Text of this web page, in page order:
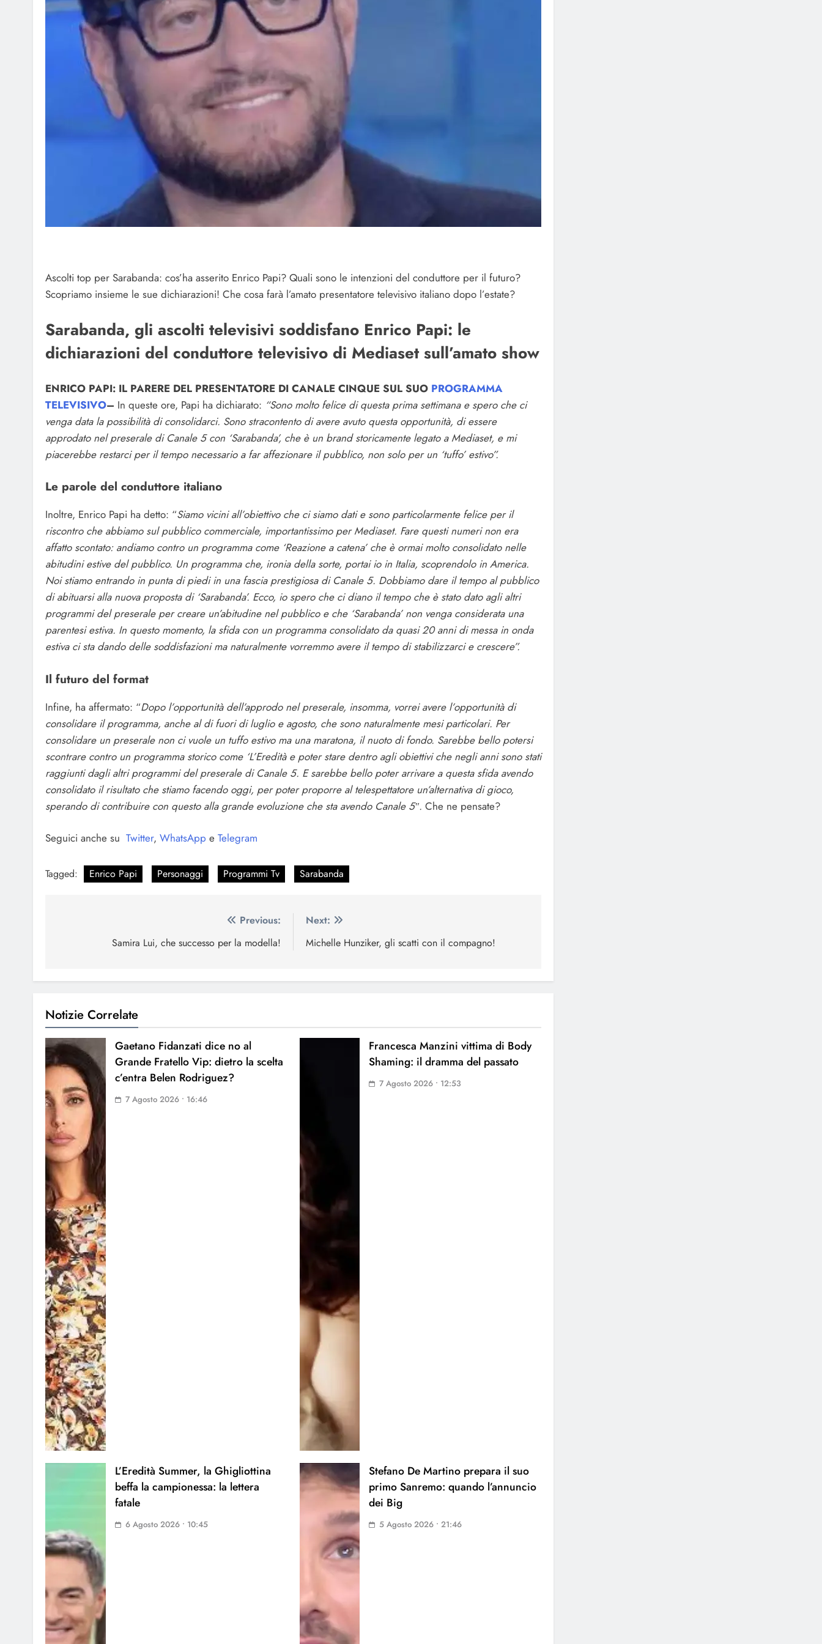
Ascolti top per Sarabanda: cos’ha asserito Enrico Papi? Quali sono le intenzioni del conduttore per il futuro?
Scopriamo insieme le sue dichiarazioni! Che cosa farà l’amato presentatore televisivo italiano dopo l’estate?
Sarabanda, gli ascolti televisivi soddisfano Enrico Papi: le
dichiarazioni del conduttore televisivo di Mediaset sull’amato show
ENRICO PAPI: IL PARERE DEL PRESENTATORE DI CANALE CINQUE SUL SUO PROGRAMMA
TELEVISIVO– In queste ore, Papi ha dichiarato: “Sono molto felice di questa prima settimana e spero che ci
venga data la possibilità di consolidarci. Sono stracontento di avere avuto questa opportunità, di essere
approdato nel preserale di Canale 5 con ‘Sarabanda’, che è un brand storicamente legato a Mediaset, e mi
piacerebbe restarci per il tempo necessario a far affezionare il pubblico, non solo per un ‘tuffo’ estivo”.
Le parole del conduttore italiano
Inoltre, Enrico Papi ha detto: “Siamo vicini all’obiettivo che ci siamo dati e sono particolarmente felice per il
riscontro che abbiamo sul pubblico commerciale, importantissimo per Mediaset. Fare questi numeri non era
affatto scontato: andiamo contro un programma come ‘Reazione a catena’ che è ormai molto consolidato nelle
abitudini estive del pubblico. Un programma che, ironia della sorte, portai io in Italia, scoprendolo in America.
Noi stiamo entrando in punta di piedi in una fascia prestigiosa di Canale 5. Dobbiamo dare il tempo al pubblico
di abituarsi alla nuova proposta di ‘Sarabanda’. Ecco, io spero che ci diano il tempo che è stato dato agli altri
programmi del preserale per creare un’abitudine nel pubblico e che ‘Sarabanda’ non venga considerata una
parentesi estiva. In questo momento, la sfida con un programma consolidato da quasi 20 anni di messa in onda
estiva ci sta dando delle soddisfazioni ma naturalmente vorremmo avere il tempo di stabilizzarci e crescere”.
Il futuro del format
Infine, ha affermato: “Dopo l’opportunità dell’approdo nel preserale, insomma, vorrei avere l’opportunità di
consolidare il programma, anche al di fuori di luglio e agosto, che sono naturalmente mesi particolari. Per
consolidare un preserale non ci vuole un tuffo estivo ma una maratona, il nuoto di fondo. Sarebbe bello potersi
scontrare contro un programma storico come ‘L’Eredità e poter stare dentro agli obiettivi che negli anni sono stati
raggiunti dagli altri programmi del preserale di Canale 5. E sarebbe bello poter arrivare a questa sfida avendo
consolidato il risultato che stiamo facendo oggi, per poter proporre al telespettatore un’alternativa di gioco,
sperando di contribuire con questo alla grande evoluzione che sta avendo Canale 5″. Che ne pensate?
Seguici anche su Twitter, WhatsApp e Telegram
Tagged: Enrico Papi Personaggi Programmi Tv Sarabanda
Previous:
Samira Lui, che successo per la modella!
Next:
Michelle Hunziker, gli scatti con il compagno!
Notizie Correlate
Gaetano Fidanzati dice no al
Grande Fratello Vip: dietro la scelta
c’entra Belen Rodriguez?
7 Agosto 2026 • 16:46
Francesca Manzini vittima di Body
Shaming: il dramma del passato
7 Agosto 2026 • 12:53
L’Eredità Summer, la Ghigliottina
beffa la campionessa: la lettera
fatale
6 Agosto 2026 • 10:45
Stefano De Martino prepara il suo
primo Sanremo: quando l’annuncio
dei Big
5 Agosto 2026 • 21:46